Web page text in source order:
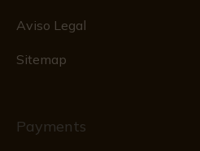
Aviso Legal
Sitemap
Payments